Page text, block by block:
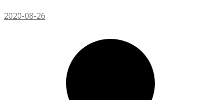
2020-08-26